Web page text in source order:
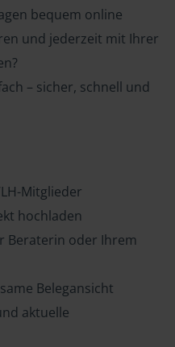
bequem online
und jederzeit mit Ihrer
– sicher, schnell und
Mitglieder
hochladen
Beraterin oder Ihrem
Belegansicht
aktuelle